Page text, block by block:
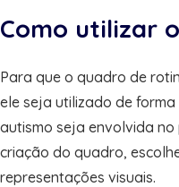
Como utilizar
Para que o quadro de
ele seja utilizado de
autismo seja envolvida
criação do quadro,
representações visuais.